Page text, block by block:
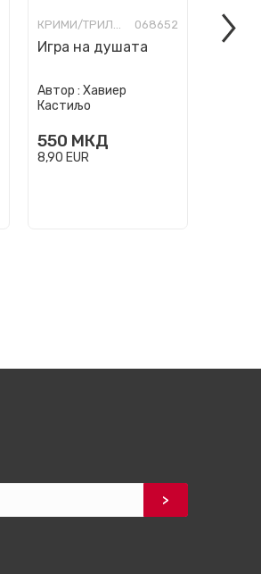
КРИМИ/ТРИЛЕР 068652
Игра на душата
Автор : Хавиер
Кастиљо
550 МКД
8,90 EUR